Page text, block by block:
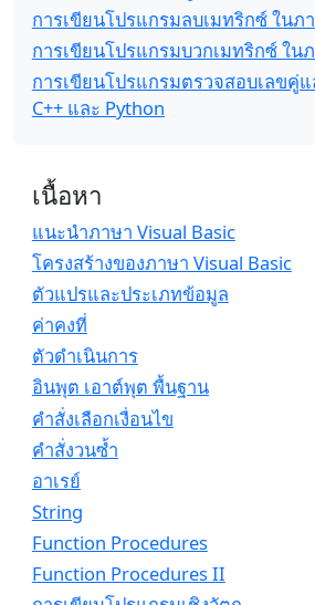
การเขียนโปรแกรมลบเมทริกซ์ ในภ
การเขียนโปรแกรมบวกเมทริกซ์ ใน
การเขียนโปรแกรมตรวจสอบเลขคู่
C++ และ Python
เนื้อหา
แนะนำภาษา Visual Basic
โครงสร้างของภาษา Visual Basic
ตัวแปรและประเภทข้อมูล
ค่าคงที่
ตัวดำเนินการ
อินพุต เอาต์พุต พื้นฐาน
คำสั่งเลือกเงื่อนไข
คำสั่งวนซ้ำ
อาเรย์
String
Function Procedures
Function Procedures II